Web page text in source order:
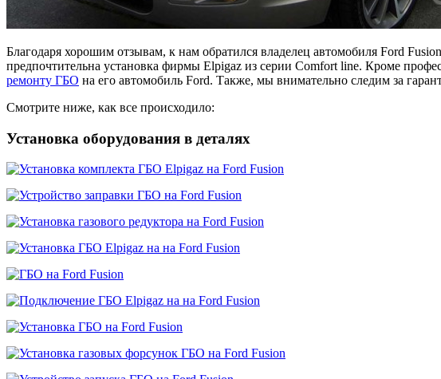
Благодаря хорошим отзывам, к нам обратился владелец автомобиля Ford
предпочтительна установка фирмы Elpigaz из серии Comfort line. Кроме
ремонту ГБО на его автомобиль Ford. Также, мы внимательно следим за
Смотрите ниже, как все происходило:
Установка оборудования в деталях